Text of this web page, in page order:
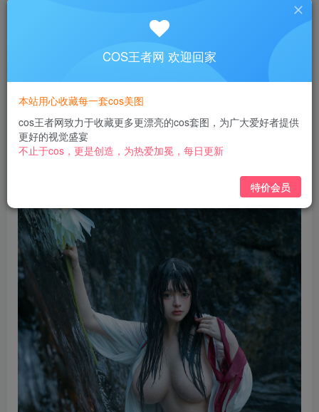
此内容为付费阅读，请付费后查看
3
黄金会员免费 钻石会员 免费
立即购买
COS王者网 欢迎回家
本站用心收藏每一套cos美图
cos王者网致力于收藏更多更漂亮的cos套图，为广大爱好者提供
更好的视觉盛宴
不止于cos，更是创造，为热爱加冕，每日更新
特价会员